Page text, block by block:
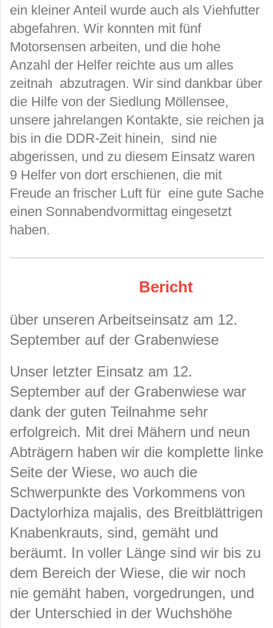
ein kleiner Anteil wurde auch als Viehfutter
abgefahren. Wir konnten mit fünf
Motorsensen arbeiten, und die hohe
Anzahl der Helfer reichte aus um alles
zeitnah abzutragen. Wir sind dankbar über
die Hilfe von der Siedlung Möllensee,
unsere jahrelangen Kontakte, sie reichen ja
bis in die DDR-Zeit hinein, sind nie
abgerissen, und zu diesem Einsatz waren
9 Helfer von dort erschienen, die mit
Freude an frischer Luft für eine gute Sache
einen Sonnabendvormittag eingesetzt
haben.
Bericht
über unseren Arbeitseinsatz am 12.
September auf der Grabenwiese
Unser letzter Einsatz am 12.
September auf der Grabenwiese war
dank der guten Teilnahme sehr
erfolgreich. Mit drei Mähern und neun
Abträgern haben wir die komplette linke
Seite der Wiese, wo auch die
Schwerpunkte des Vorkommens von
Dactylorhiza majalis, des Breitblättrigen
Knabenkrauts, sind, gemäht und
beräumt. In voller Länge sind wir bis zu
dem Bereich der Wiese, die wir noch
nie gemäht haben, vorgedrungen, und
der Unterschied in der Wuchshöhe